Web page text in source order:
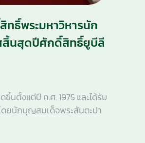
ธิ์พระมหาวิหารนัก
สิ้นสุดปีศักดิ์สิทธิ์ยูบีลี
นตั้งแต่ปี ค.ศ. 1975 และได้รับ
ดยนักบุญสมเด็จพระสันตะปา